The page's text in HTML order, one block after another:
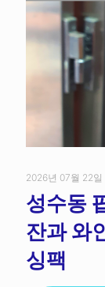
2026년 07월 22일
성수동
잔과 와
싱팩